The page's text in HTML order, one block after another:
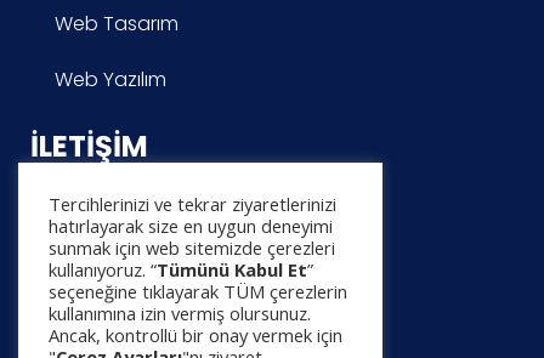
Web Tasarım
Web Yazılım
İLETIŞIM
Yardım Merkezi
Proje Başvurusu
İletişim
Tercihlerinizi ve tekrar ziyaretlerinizi
hatırlayarak size en uygun deneyimi
sunmak için web sitemizde çerezleri
kullanıyoruz. “Tümünü Kabul Et”
seçeneğine tıklayarak TÜM çerezlerin
kullanımına izin vermiş olursunuz.
Ancak, kontrollü bir onay vermek için